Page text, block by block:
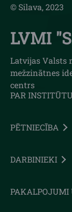
© Silava, 2023
LVMI
Latvijas Valsts
mežzinātnes
centrs
PAR
PĒTNIECĪBA
DARBINIEKI
PAKALPOJUMI